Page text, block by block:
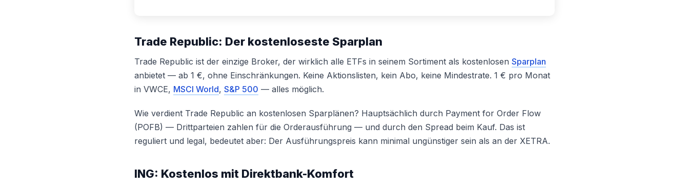
Trade Republic: Der kostenloseste Sparplan
Trade Republic ist der einzige Broker, der wirklich alle ETFs in seinem Sortiment als kostenlosen Sparplan
anbietet — ab 1 €, ohne Einschränkungen. Keine Aktionslisten, kein Abo, keine Mindestrate. 1 € pro Monat
in VWCE, MSCI World, S&P 500 — alles möglich.
Wie verdient Trade Republic an kostenlosen Sparplänen? Hauptsächlich durch Payment for Order Flow
(POFB) — Drittparteien zahlen für die Orderausführung — und durch den Spread beim Kauf. Das ist
reguliert und legal, bedeutet aber: Der Ausführungspreis kann minimal ungünstiger sein als an der XETRA.
ING: Kostenlos mit Direktbank-Komfort